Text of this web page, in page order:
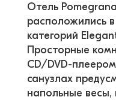
Отель
расположились
категорий
Просторные
CD/DVD-
санузлах
напольные весы,